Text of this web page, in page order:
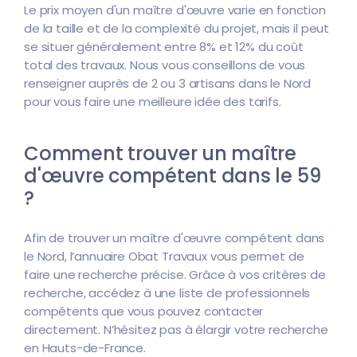
Le prix moyen d'un maître d'œuvre varie en fonction
de la taille et de la complexité du projet, mais il peut
se situer généralement entre 8% et 12% du coût
total des travaux. Nous vous conseillons de vous
renseigner auprès de 2 ou 3 artisans dans le Nord
pour vous faire une meilleure idée des tarifs.
Comment trouver un maître
d'œuvre compétent dans le 59
?
Afin de trouver un maître d'œuvre compétent dans
le Nord, l’annuaire Obat Travaux vous permet de
faire une recherche précise. Grâce à vos critères de
recherche, accédez à une liste de professionnels
compétents que vous pouvez contacter
directement. N’hésitez pas à élargir votre recherche
en Hauts-de-France.